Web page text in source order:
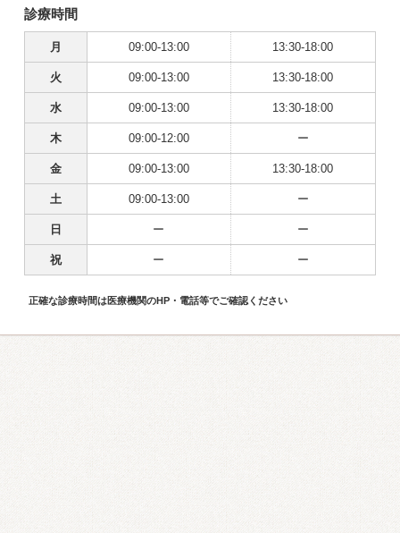
診療時間
月 09:00-13:00 13:30-18:00
火 09:00-13:00 13:30-18:00
水 09:00-13:00 13:30-18:00
木 09:00-12:00 ー
金 09:00-13:00 13:30-18:00
土 09:00-13:00 ー
日 ー ー
祝 ー ー
正確な診療時間は医療機関のHP・電話等でご確認ください